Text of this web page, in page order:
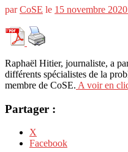
parCoSE le 15 novembre 2020
Raphaël Hitier, journaliste, a
différents spécialistes de la
membre de CoSE. A voir en
Partager :
X
Facebook